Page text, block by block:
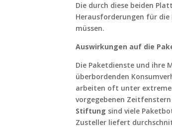
Die durch diese beiden
Herausforderungen für
müssen.
Auswirkungen auf die
Die Paketdienste und ihre
überbordenden
arbeiten oft unter
vorgegebenen
Stiftung sind viele
Zusteller liefert